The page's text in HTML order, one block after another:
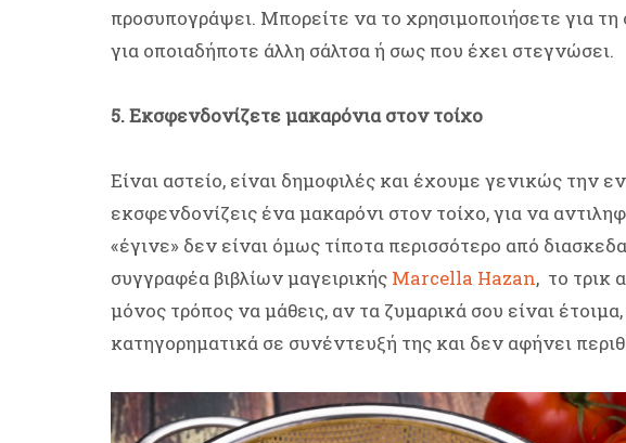
προσυπογράψει. Μπορείτε να το χρησιμοποιήσετε για
για οποιαδήποτε άλλη σάλτσα ή σως που έχει στεγνώσει.
5. Εκσφενδονίζετε μακαρόνια στον τοίχο
Είναι αστείο, είναι δημοφιλές και έχουμε γενικώς την
εκσφενδονίζεις ένα μακαρόνι στον τοίχο, για να
«έγινε» δεν είναι όμως τίποτα περισσότερο από
συγγραφέα βιβλίων μαγειρικής Marcella Hazan, το τρικ
μόνος τρόπος να μάθεις, αν τα ζυμαρικά σου είναι
κατηγορηματικά σε συνέντευξή της και δεν αφήνει